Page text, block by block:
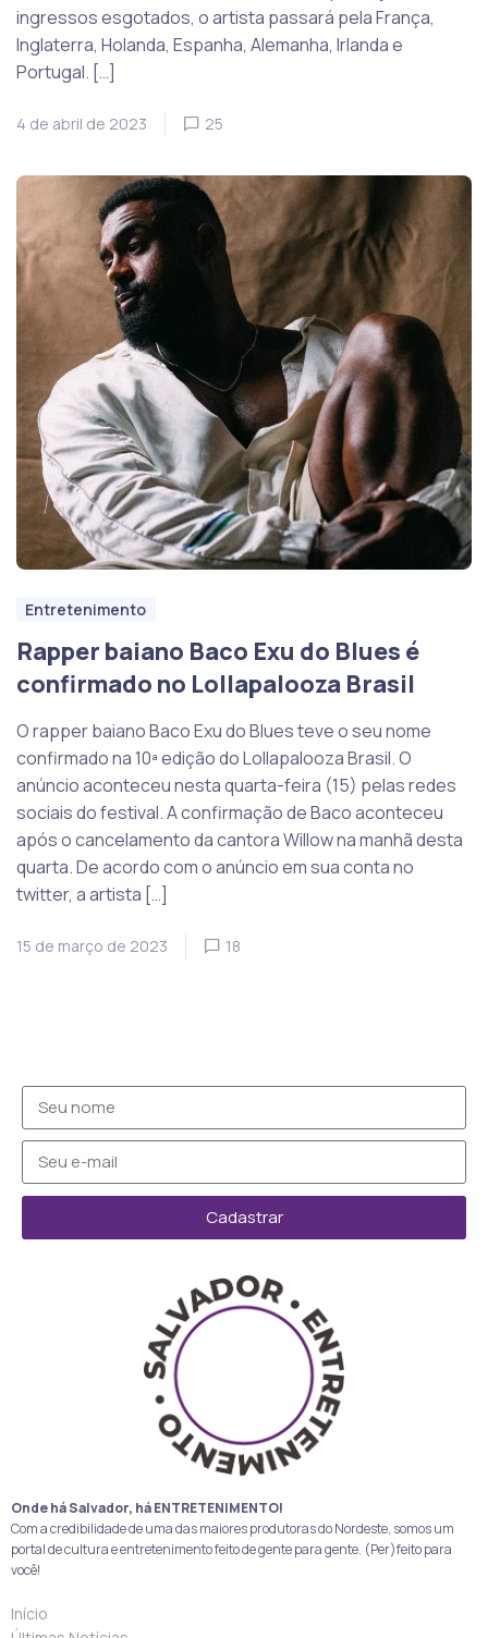
ingressos esgotados, o artista passará pela França,
Inglaterra, Holanda, Espanha, Alemanha, Irlanda e
Portugal. […]
4 de abril de 2023 25
Entretenimento
Rapper baiano Baco Exu do Blues é
confirmado no Lollapalooza Brasil
O rapper baiano Baco Exu do Blues teve o seu nome
confirmado na 10ª edição do Lollapalooza Brasil. O
anúncio aconteceu nesta quarta-feira (15) pelas redes
sociais do festival. A confirmação de Baco aconteceu
após o cancelamento da cantora Willow na manhã desta
quarta. De acordo com o anúncio em sua conta no
twitter, a artista […]
15 de março de 2023 18
Cadastrar
Onde há Salvador, há ENTRETENIMENTO!
Com a credibilidade de uma das maiores produtoras do Nordeste, somos um
portal de cultura e entretenimento feito de gente para gente. (Per)feito para
você!
Início